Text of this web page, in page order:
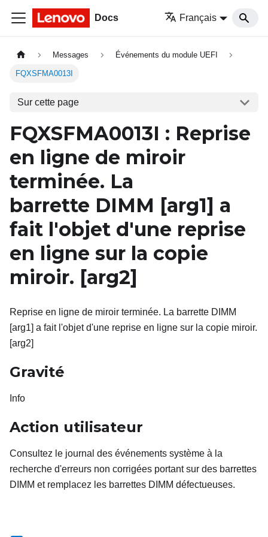
Docs Français
Messages Événements du module UEFI
FQXSFMA0013I
Sur cette page
FQXSFMA0013I : Reprise
en ligne de miroir
terminée. La
barrette DIMM [arg1] a
fait l'objet d'une reprise
en ligne sur la copie
miroir. [arg2]
Reprise en ligne de miroir terminée. La barrette DIMM
[arg1] a fait l'objet d'une reprise en ligne sur la copie miroir.
[arg2]
Gravité
Info
Action utilisateur
Consultez le journal des événements système à la
recherche d'erreurs non corrigées portant sur des barrettes
DIMM et remplacez les barrettes DIMM défectueuses.